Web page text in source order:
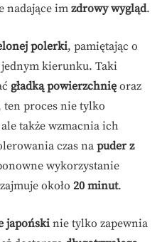
nadające imzdrowy wygląd.
polerki, pamiętając o
kierunku. Taki
gładką powierzchnię oraz
ten proces nie tylko
także wzmacnia ich
czas na puder z
wykorzystanie
około 20 minut.
japońskinie tylko zapewnia